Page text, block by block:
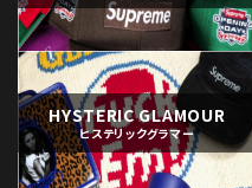
HYSTERIC GLAMOUR
ヒステリックグラマー